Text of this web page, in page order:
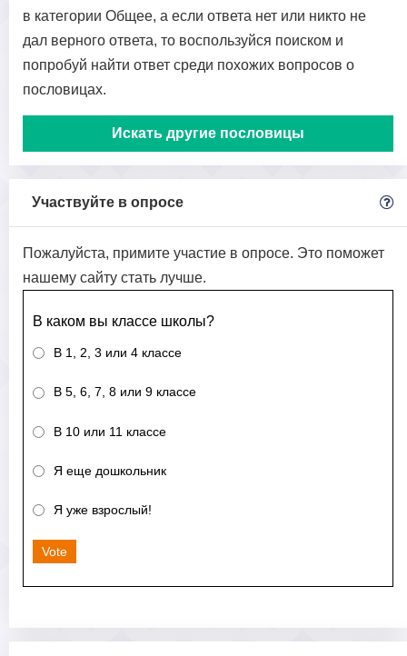
в категории Общее, а если ответа нет или никто не
дал верного ответа, то воспользуйся поиском и
попробуй найти ответ среди похожих вопросов о
пословицах.
Искать другие пословицы
Участвуйте в опросе
Пожалуйста, примите участие в опросе. Это поможет
нашему сайту стать лучше.
В каком вы классе школы?
В 1, 2, 3 или 4 классе
В 5, 6, 7, 8 или 9 классе
В 10 или 11 классе
Я еще дошкольник
Я уже взрослый!
Vote